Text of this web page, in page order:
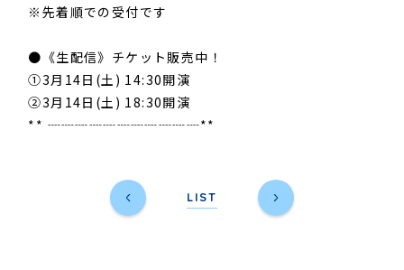
※先着順での受付です
●《生配信》チケット販売中！
①3月14日(土) 14:30開演
②3月14日(土) 18:30開演
** ┈┈┈┈┈┈┈┈┈┈┈**
LIST